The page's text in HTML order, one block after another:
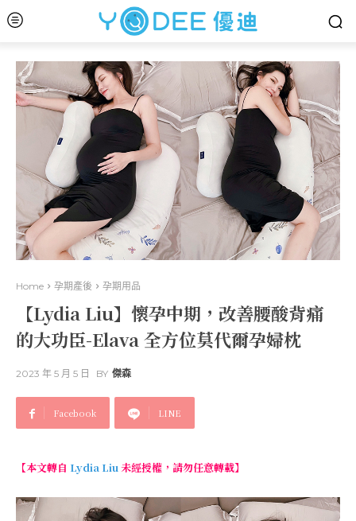
Home 孕期產後 孕期用品
【Lydia Liu】懷孕中期，改善腰酸背痛
的大功臣-Elava 全方位莫代爾孕婦枕
2023 年 5 月 5 日 BY 傑森
Facebook LINE
【本文轉自 Lydia Liu未經授權，請勿任意轉載】